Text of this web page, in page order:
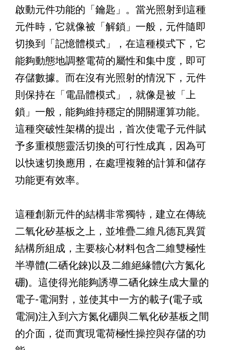
啟動元件功能的「鑰匙」。當光照射到這種
元件時，它就像被「解鎖」一般，元件隨即
切換到「記憶體模式」，在這種模式下，它
能夠動態地調整電荷的屬性和集中度，即可
存儲數據。而在沒有光照射的情況下，元件
則保持在「電晶體模式」，就像是被「上
鎖」一般，能夠維持穩定的開關運算功能。
這種突破性架構的提出，首次使電子元件賦
予多重模態靈活切換的可行性成真，因為可
以快速切換應用，在處理複雜的計算和儲存
功能更有效率。
這種創新元件的結構非常獨特，建立在傳統
二氧化矽基板之上，並堆疊二維凡德瓦異質
結構所組成，主要核心材料包含二維雙極性
半導體(二硒化錸)以及二維絕緣體(六方氮化
硼)。這使得光能夠誘導二硒化錸生成大量的
電子-電洞對，並使其中一方的載子(電子或
電洞)注入到六方氮化硼與二氧化矽基板之間
的介面，從而實現電荷極性操控與存儲的功